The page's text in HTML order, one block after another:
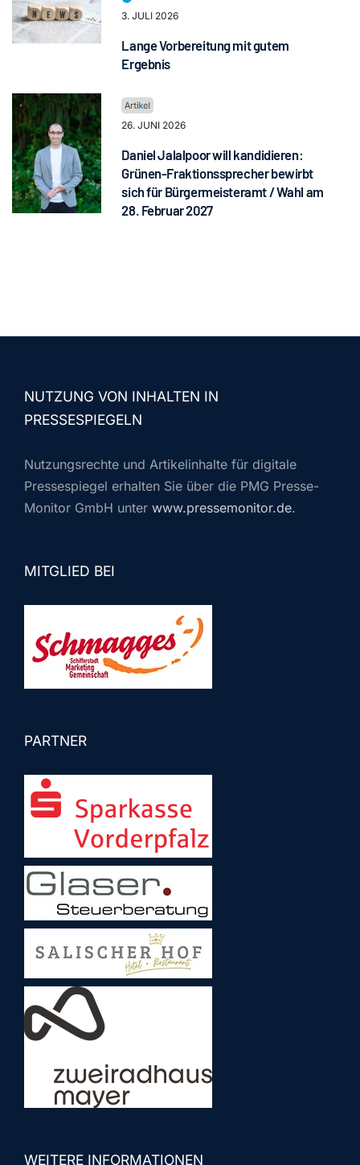
3. JULI 2026
Lange Vorbereitung mit gutem
Ergebnis
26. JUNI 2026
Daniel Jalalpoor will kandidieren:
Grünen-Fraktionssprecher bewirbt
sich für Bürgermeisteramt / Wahl am
28. Februar 2027
NUTZUNG VON INHALTEN IN
PRESSESPIEGELN
Nutzungsrechte und Artikelinhalte für digitale
Pressespiegel erhalten Sie über die PMG Presse-
Monitor GmbH unter www.pressemonitor.de.
MITGLIED BEI
PARTNER
WEITERE INFORMATIONEN